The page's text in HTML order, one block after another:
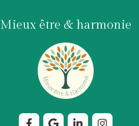
Mieux être & harmonie